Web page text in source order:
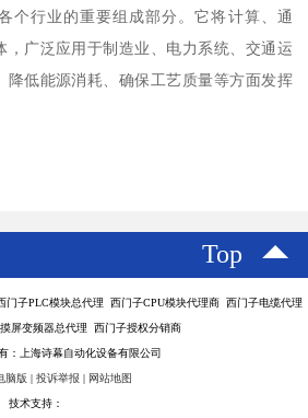
个行业的重要组成部分。它将计算、通
，广泛应用于制造业、电力系统、交通运
降低能源消耗、确保工艺质量等方面发挥
Top
门子PLC模块总代理 西门子CPU模块代理商 西门子电缆代理
屏变频器总代理 西门子授权分销商
：上海诗幕自动化设备有限公司
脑版 | 投诉举报 | 网站地图
技术支持：